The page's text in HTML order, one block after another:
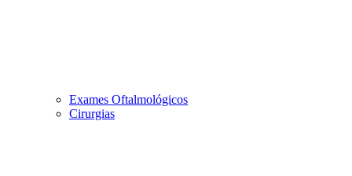
Exames Oftalmológicos
Cirurgias